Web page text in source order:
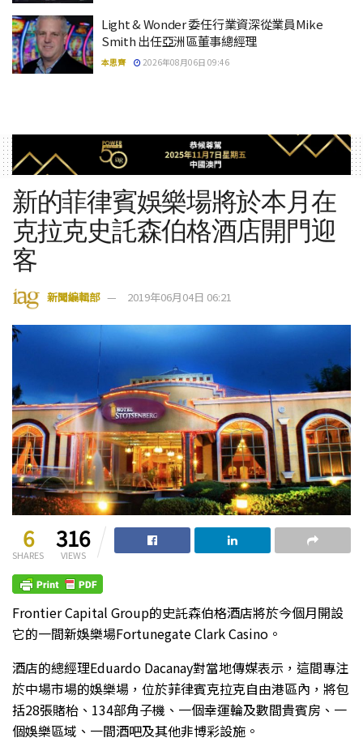
Light & Wonder 委任行業資深從業員Mike
Smith 出任亞洲區董事總經理
本思齊 2026年08月06日 09:46
新的菲律賓娛樂場將於本月在
克拉克史託森伯格酒店開門迎
客
新聞編輯部 2019年06月04日 06:21
6
SHARES
316
VIEWS
Frontier Capital Group的史託森伯格酒店將於今個月開設
它的一間新娛樂場Fortunegate Clark Casino。
酒店的總經理Eduardo Dacanay對當地傳媒表示，這間專注
於中場市場的娛樂場，位於菲律賓克拉克自由港區內，將包
括28張賭枱、134部角子機、一個幸運輪及數間貴賓房、一
個娛樂區域、一間酒吧及其他非博彩設施。